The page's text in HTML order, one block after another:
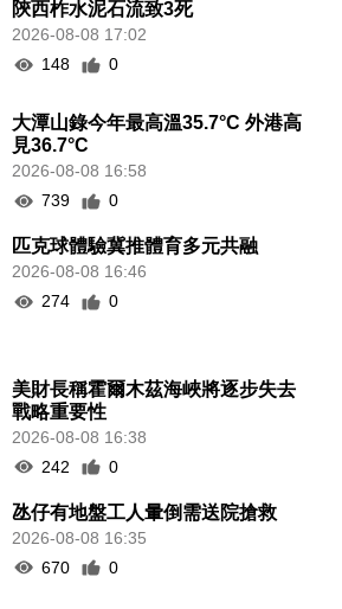
陝西柞水泥石流致3死
2026-08-08 17:02
148
0
大潭山錄今年最高溫35.7°C 外港高
見36.7°C
2026-08-08 16:58
739
0
匹克球體驗冀推體育多元共融
2026-08-08 16:46
274
0
美財長稱霍爾木茲海峽將逐步失去
戰略重要性
2026-08-08 16:38
242
0
氹仔有地盤工人暈倒需送院搶救
2026-08-08 16:35
670
0